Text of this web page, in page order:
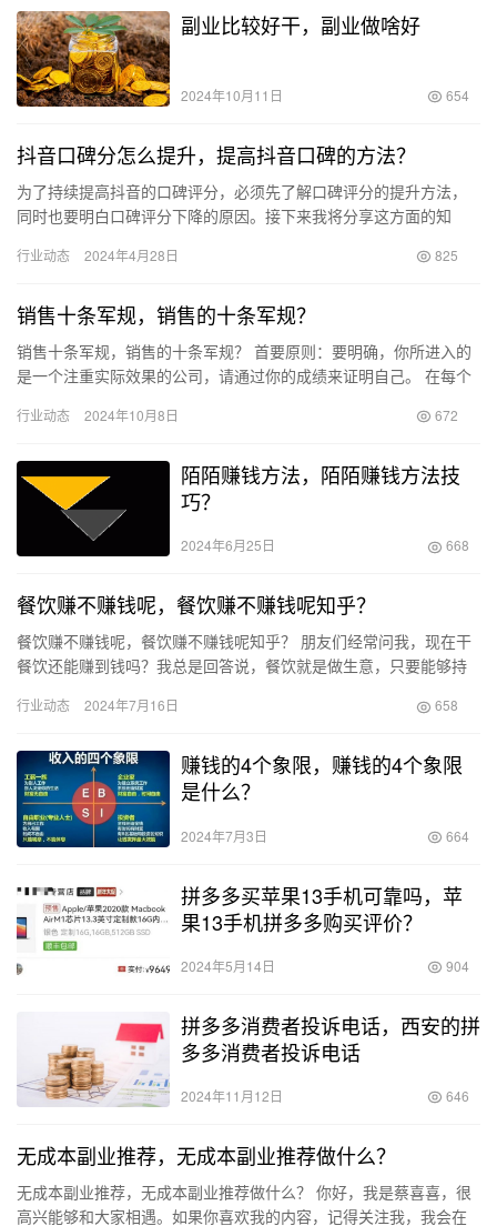
副业比较好干，副业做啥好
2024年10月11日 654
抖音口碑分怎么提升，提高抖音口碑的方法？
为了持续提高抖音的口碑评分，必须先了解口碑评分的提升方法，
同时也要明白口碑评分下降的原因。接下来我将分享这方面的知
三个方…
行业动态 2024年4月28日 825
销售十条军规，销售的十条军规？
销售十条军规，销售的十条军规？ 首要原则：要明确，你所进入的
是一个注重实际效果的公司，请通过你的成绩来证明自己。 在每个
队…
行业动态 2024年10月8日 672
陌陌赚钱方法，陌陌赚钱方法技
巧？
2024年6月25日 668
餐饮赚不赚钱呢，餐饮赚不赚钱呢知乎？
餐饮赚不赚钱呢，餐饮赚不赚钱呢知乎？ 朋友们经常问我，现在干
餐饮还能赚到钱吗？我总是回答说，餐饮就是做生意，只要能够持
以长…
行业动态 2024年7月16日 658
赚钱的4个象限，赚钱的4个象限
是什么？
2024年7月3日 664
拼多多买苹果13手机可靠吗，苹
果13手机拼多多购买评价？
2024年5月14日 904
拼多多消费者投诉电话，西安的拼
多多消费者投诉电话
2024年11月12日 646
无成本副业推荐，无成本副业推荐做什么？
无成本副业推荐，无成本副业推荐做什么？ 你好，我是蔡喜喜，很
高兴能够和大家相遇。如果你喜欢我的内容，记得关注我，我会在